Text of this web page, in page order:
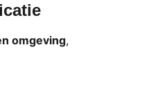
omgeving,